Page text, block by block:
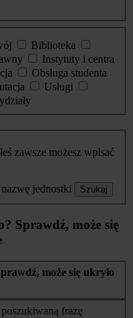
Biblioteka
Instytuty i centra
Obsługa studenta
Usługi
zawsze możesz wpisać
jednostki Szukaj
Sprawdź, może się
może się ukryło
frazę